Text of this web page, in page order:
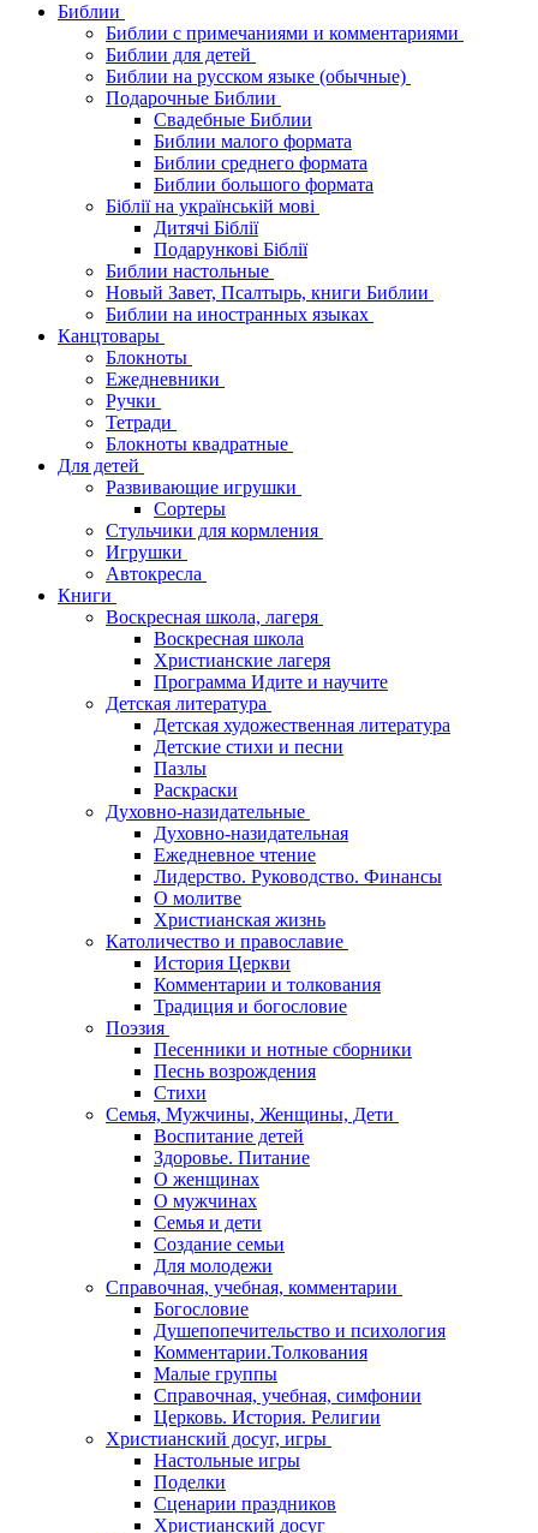
Библии
Библии с примечаниями и комментариями
Библии для детей
Библии на русском языке (обычные)
Подарочные Библии
Свадебные Библии
Библии малого формата
Библии среднего формата
Библии большого формата
Біблії на українській мові
Дитячі Біблії
Подарункові Біблії
Библии настольные
Новый Завет, Псалтырь, книги Библии
Библии на иностранных языках
Канцтовары
Блокноты
Ежедневники
Ручки
Тетради
Блокноты квадратные
Для детей
Развивающие игрушки
Сортеры
Стульчики для кормления
Игрушки
Автокресла
Книги
Воскресная школа, лагеря
Воскресная школа
Христианские лагеря
Программа Идите и научите
Детская литература
Детская художественная литература
Детские стихи и песни
Пазлы
Раскраски
Духовно-назидательные
Духовно-назидательная
Ежедневное чтение
Лидерство. Руководство. Финансы
О молитве
Христианская жизнь
Католичество и православие
История Церкви
Комментарии и толкования
Традиция и богословие
Поэзия
Песенники и нотные сборники
Песнь возрождения
Стихи
Семья, Мужчины, Женщины, Дети
Воспитание детей
Здоровье. Питание
О женщинах
О мужчинах
Семья и дети
Создание семьи
Для молодежи
Справочная, учебная, комментарии
Богословие
Душепопечительство и психология
Комментарии.Толкования
Малые группы
Справочная, учебная, симфонии
Церковь. История. Религии
Христианский досуг, игры
Настольные игры
Поделки
Сценарии праздников
Христианский досуг